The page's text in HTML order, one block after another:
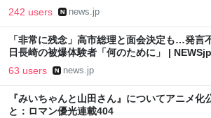
242 users news.jp
「非常に残念」高市総理と面会決定も…発
日長崎の被爆体験者「何のために」 | NEWSjp
63 users news.jp
『みいちゃんと山田さん』についてアニメ化
と：ロマン優光連載404